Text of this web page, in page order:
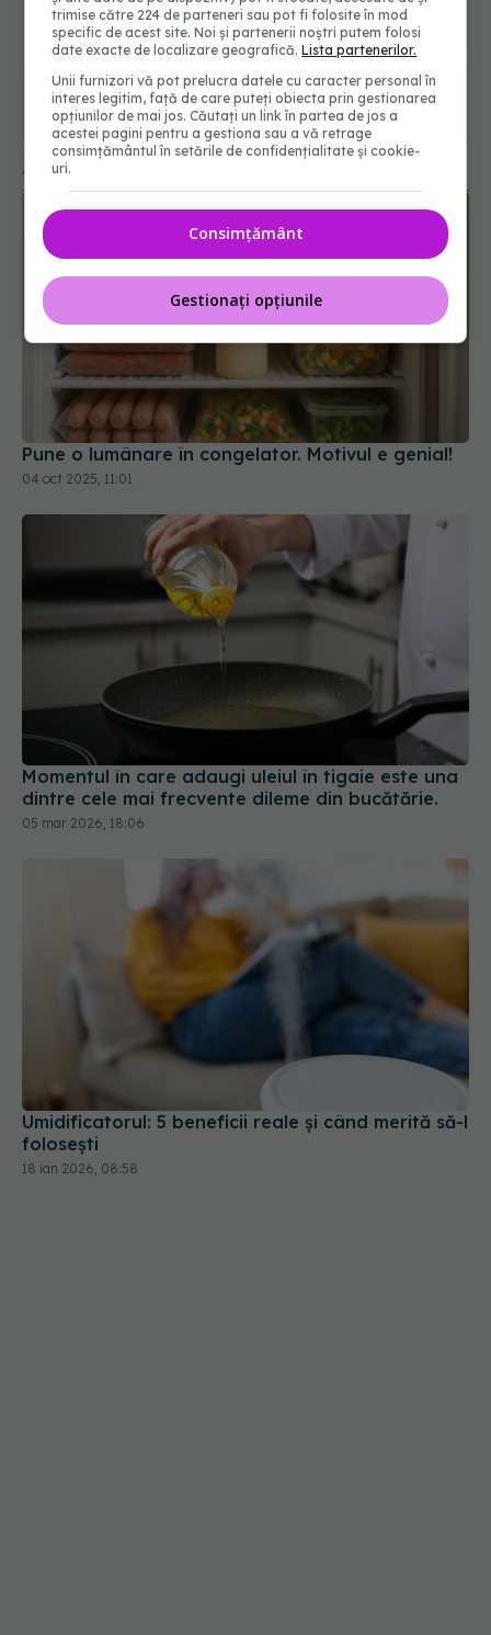
06.08.2026, 22:49
365
URMĂRITORI
1401
URMĂRITORI
ARTICOLE SIMILARE
Pune o lumânare în congelator. Motivul e genial!
04 oct 2025, 11:01
Momentul în care adaugi uleiul în tigaie este una
dintre cele mai frecvente dileme din bucătărie.
05 mar 2026, 18:06
Umidificatorul: 5 beneficii reale și când merită să-l
folosești
18 ian 2026, 08:58
trimise către 224 de parteneri sau pot fi folosite în mod
specific de acest site. Noi și partenerii noștri putem folosi
date exacte de localizare geografică.Lista partenerilor.
Unii furnizori vă pot prelucra datele cu caracter personal în
interes legitim, față de care puteți obiecta prin gestionarea
opțiunilor de mai jos. Căutați un link în partea de jos a
acestei pagini pentru a gestiona sau a vă retrage
consimțământul în setările de confidențialitate și cookie-
uri.
Consimțământ
Gestionați opțiunile